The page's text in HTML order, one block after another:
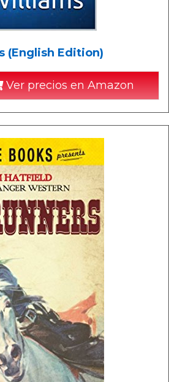
(English Edition)
Ver precios en Amazon